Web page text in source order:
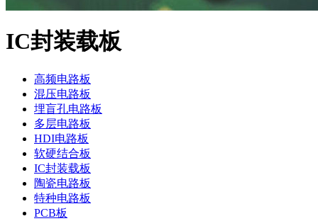
IC封装载板
高频电路板
混压电路板
埋盲孔电路板
多层电路板
HDI电路板
软硬结合板
IC封装载板
陶瓷电路板
特种电路板
PCB板